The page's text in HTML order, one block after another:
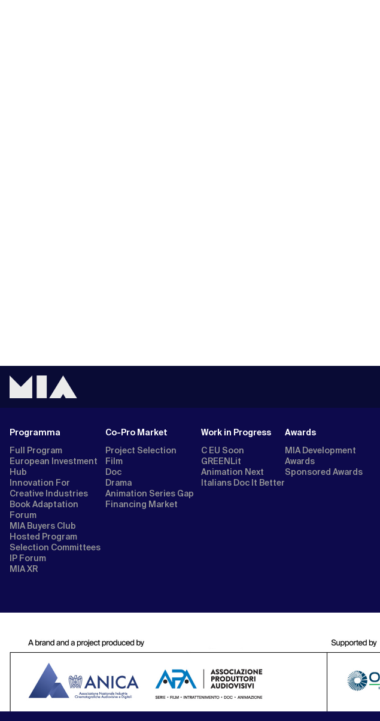
Programma
Full Program
European Investment
Hub
Innovation For
Creative Industries
Book Adaptation
Forum
MIA Buyers Club
Hosted Program
Selection Committees
IP Forum
MIA XR
Co-Pro Market
Project Selection
Film
Doc
Drama
Animation Series Gap
Financing Market
Work in Progress
C EU Soon
GREENLit
Animation Next
Italians Doc It Better
Awards
MIA Development
Awards
Sponsored Awards